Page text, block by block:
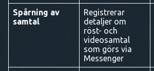
Spårning av
samtal
Registrerar
detaljer om
röst- och
videosamtal
som görs via
Messenger